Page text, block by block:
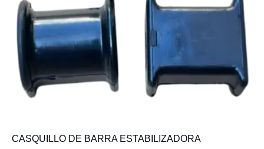
CASQUILLO DE BARRA ESTABILIZADORA